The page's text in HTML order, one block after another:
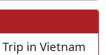
Trip in Vietnam